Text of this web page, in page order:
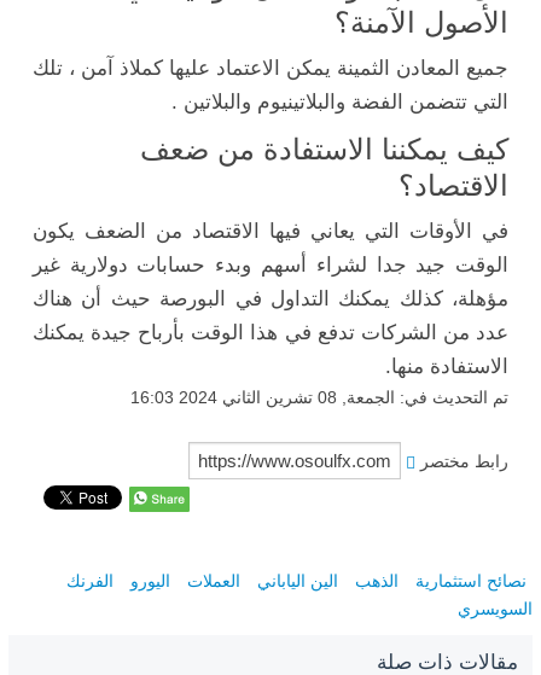
الأصول الآمنة؟
جميع المعادن الثمينة يمكن الاعتماد عليها كملاذ آمن ، تلك
التي تتضمن الفضة والبلاتينيوم والبلاتين .
كيف يمكننا الاستفادة من ضعف
الاقتصاد؟
في الأوقات التي يعاني فيها الاقتصاد من الضعف يكون
الوقت جيد جدا لشراء أسهم وبدء حسابات دولارية غير
مؤهلة، كذلك يمكنك التداول في البورصة حيث أن هناك
عدد من الشركات تدفع في هذا الوقت بأرباح جيدة يمكنك
الاستفادة منها.
تم التحديث في: الجمعة, 08 تشرين الثاني 2024 16:03
رابط مختصر
نصائح استثمارية الذهب الين الياباني العملات اليورو
الفرنك
السويسري
مقالات ذات صلة